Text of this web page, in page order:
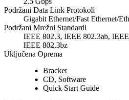
Podržani Data Link Protokoli
Gigabit Ethernet/Fast Ethernet/
Podržani Mrežni Standardi
IEEE 802.3, IEEE 802.3ab,
IEEE 802.3bz
Uključena Oprema
Bracket
CD, Software
Quick Start Guide